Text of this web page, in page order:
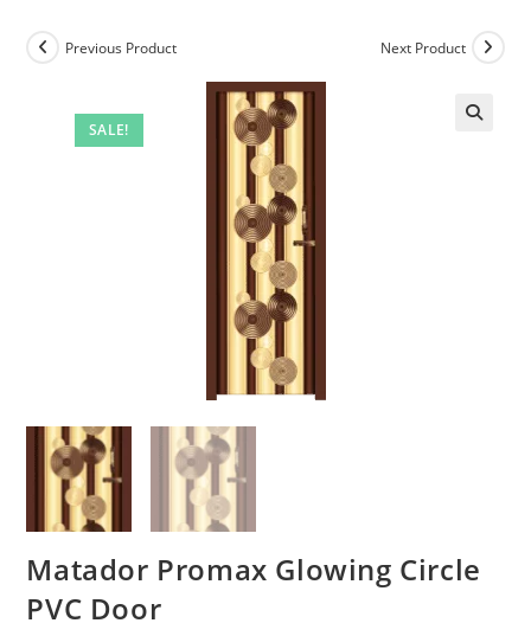
SALE!
Previous Product Next Product
Matador Promax Glowing Circle
PVC Door